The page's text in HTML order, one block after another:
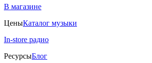
В магазине
ЦеныКаталог музыки
In-store радио
РесурсыБлог